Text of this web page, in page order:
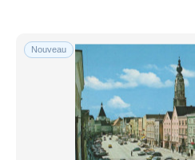
Nouveau